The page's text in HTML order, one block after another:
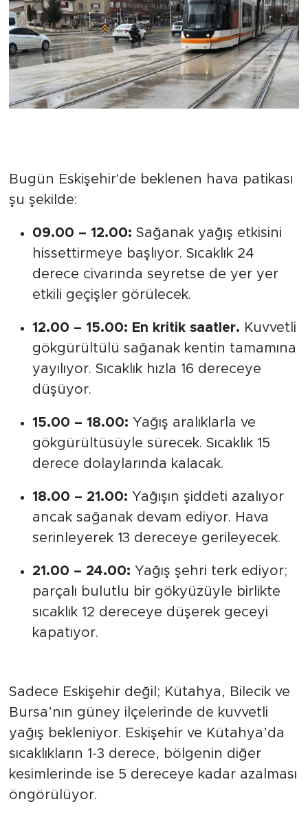
Bugün Eskişehir'de beklenen hava patikası
şu şekilde:
09.00 – 12.00:
Sağanak yağış etkisini
hissettirmeye başlıyor. Sıcaklık 24
derece civarında seyretse de yer yer
etkili geçişler görülecek.
12.00 – 15.00: En kritik saatler.
Kuvvetli
gökgürültülü sağanak kentin tamamına
yayılıyor. Sıcaklık hızla 16 dereceye
düşüyor.
15.00 – 18.00:
Yağış aralıklarla ve
gökgürültüsüyle sürecek. Sıcaklık 15
derece dolaylarında kalacak.
18.00 – 21.00:
Yağışın şiddeti azalıyor
ancak sağanak devam ediyor. Hava
serinleyerek 13 dereceye gerileyecek.
21.00 – 24.00:
Yağış şehri terk ediyor;
parçalı bulutlu bir gökyüzüyle birlikte
sıcaklık 12 dereceye düşerek geceyi
kapatıyor.
Sadece Eskişehir değil; Kütahya, Bilecik ve
Bursa’nın güney ilçelerinde de kuvvetli
yağış bekleniyor. Eskişehir ve Kütahya’da
sıcaklıkların 1-3 derece, bölgenin diğer
kesimlerinde ise 5 dereceye kadar azalması
öngörülüyor.